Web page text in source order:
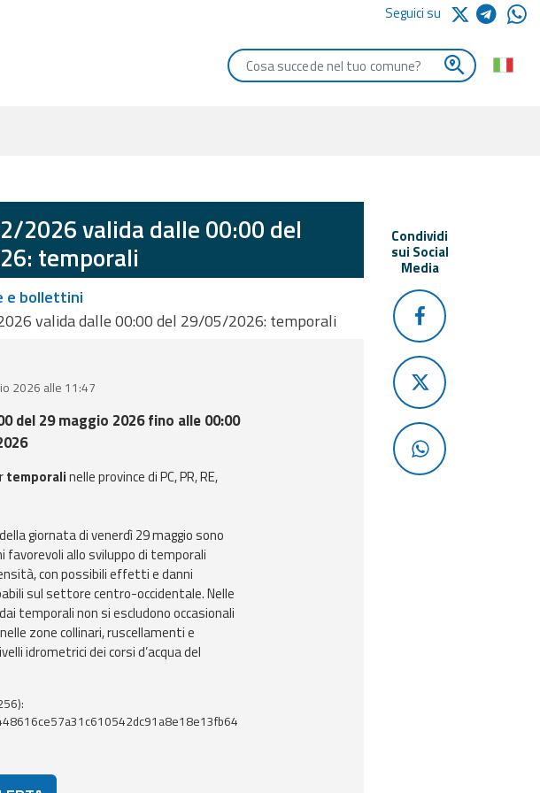
Seguici su
2026 valida dalle 00:00 del
temporali
e bollettini
valida dalle 00:00 del 29/05/2026: temporali
2026 alle 11:47
del 29 maggio 2026 fino alle 00:00
temporalinelle province di PC, PR, RE,
giornata di venerdì 29 maggio sono
favorevoli allo sviluppo di temporali
con possibili effetti e danni
sul settore centro-occidentale. Nelle
temporali non si escludono occasionali
zone collinari, ruscellamenti e
idrometrici dei corsi d’acqua del
Condividi
sui Social
Media